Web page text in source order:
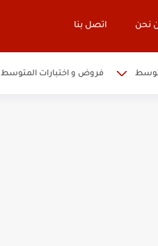
نحن اتصل بنا
فروض و اختبارات المتوسط